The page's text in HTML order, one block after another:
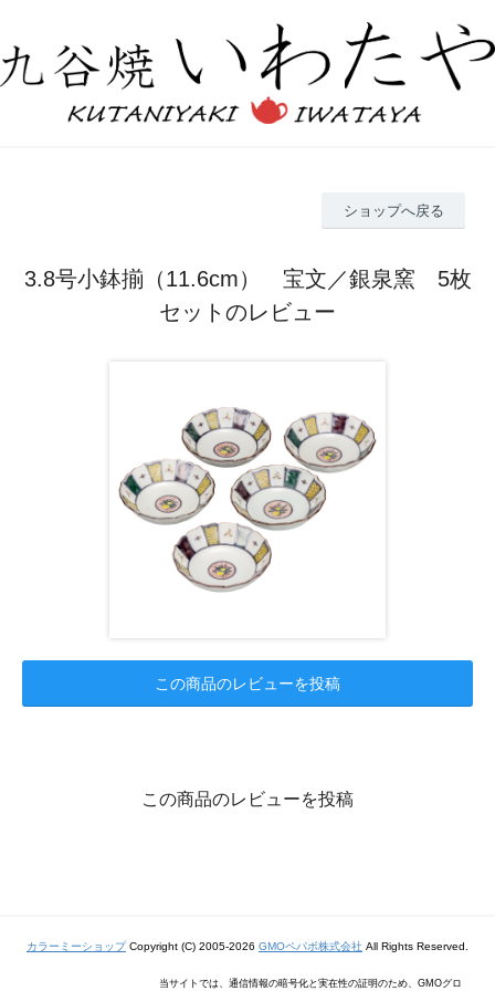
ショップへ戻る
3.8号小鉢揃（11.6cm） 宝文／銀泉窯 5枚
セットのレビュー
この商品のレビューを投稿
この商品のレビューを投稿
カラーミーショップCopyright (C) 2005-2026 GMOペパボ株式会社 All Rights Reserved.
当サイトでは、通信情報の暗号化と実在性の証明のため、GMOグロ